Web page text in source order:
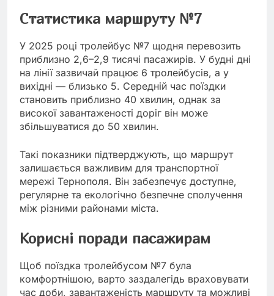
Статистика маршруту №7
У 2025 році тролейбус №7 щодня перевозить
приблизно 2,6–2,9 тисячі пасажирів. У будні дні
на лінії зазвичай працює 6 тролейбусів, а у
вихідні — близько 5. Середній час поїздки
становить приблизно 40 хвилин, однак за
високої завантаженості доріг він може
збільшуватися до 50 хвилин.
Такі показники підтверджують, що маршрут
залишається важливим для транспортної
мережі Тернополя. Він забезпечує доступне,
регулярне та екологічно безпечне сполучення
між різними районами міста.
Корисні поради пасажирам
Щоб поїздка тролейбусом №7 була
комфортнішою, варто заздалегідь враховувати
час доби, завантаженість маршруту та можливі